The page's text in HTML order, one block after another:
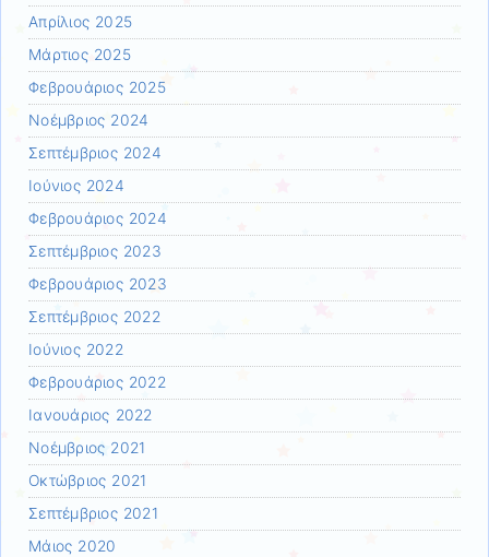
Απρίλιος 2025
Μάρτιος 2025
Φεβρουάριος 2025
Νοέμβριος 2024
Σεπτέμβριος 2024
Ιούνιος 2024
Φεβρουάριος 2024
Σεπτέμβριος 2023
Φεβρουάριος 2023
Σεπτέμβριος 2022
Ιούνιος 2022
Φεβρουάριος 2022
Ιανουάριος 2022
Νοέμβριος 2021
Οκτώβριος 2021
Σεπτέμβριος 2021
Μάιος 2020